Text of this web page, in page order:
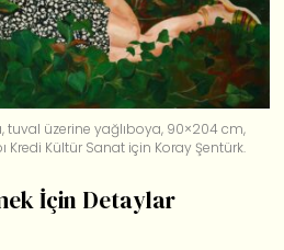
tuval üzerine yağlıboya, 90×204 cm,
Kredi Kültür Sanat için Koray Şentürk.
İçin Detaylar